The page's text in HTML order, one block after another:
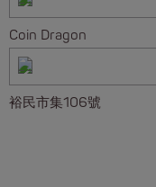
Coin Dragon
裕民市集106號